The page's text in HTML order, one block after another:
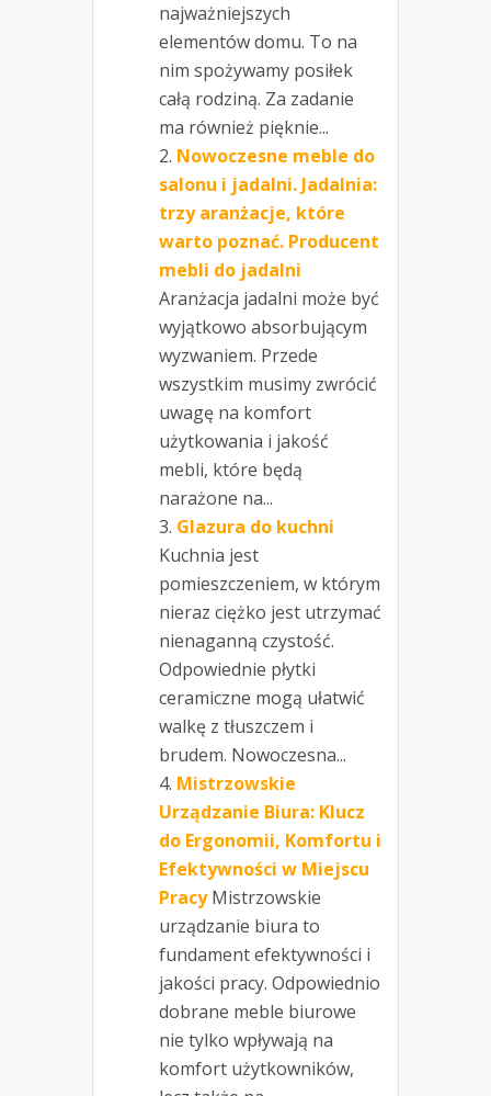
najważniejszych
elementów domu. To na
nim spożywamy posiłek
całą rodziną. Za zadanie
ma również pięknie...
Nowoczesne meble do
salonu i jadalni. Jadalnia:
trzy aranżacje, które
warto poznać. Producent
mebli do jadalni
Aranżacja jadalni może być
wyjątkowo absorbującym
wyzwaniem. Przede
wszystkim musimy zwrócić
uwagę na komfort
użytkowania i jakość
mebli, które będą
narażone na...
Glazura do kuchni
Kuchnia jest
pomieszczeniem, w którym
nieraz ciężko jest utrzymać
nienaganną czystość.
Odpowiednie płytki
ceramiczne mogą ułatwić
walkę z tłuszczem i
brudem. Nowoczesna...
Mistrzowskie
Urządzanie Biura: Klucz
do Ergonomii, Komfortu i
Efektywności w Miejscu
Pracy Mistrzowskie
urządzanie biura to
fundament efektywności i
jakości pracy. Odpowiednio
dobrane meble biurowe
nie tylko wpływają na
komfort użytkowników,